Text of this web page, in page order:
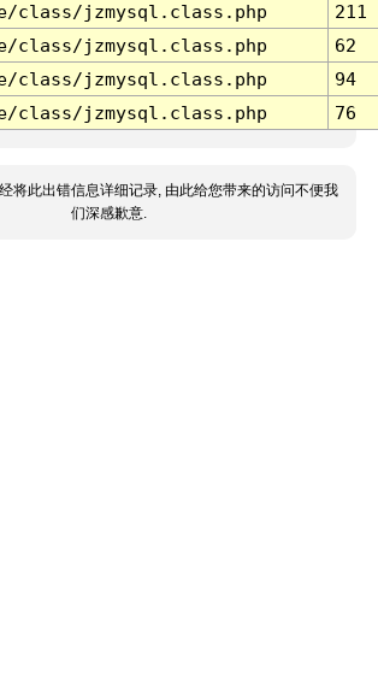
class/jzmysql.class.php
211
class/jzmysql.class.php
62
class/jzmysql.class.php
94
class/jzmysql.class.php 76
将此出错信息详细记录, 由此给您带来的访问不便我
们深感歉意.